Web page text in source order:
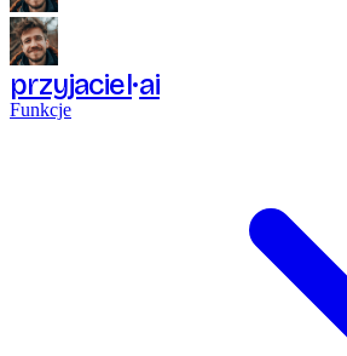
przyjaciel ai
Funkcje